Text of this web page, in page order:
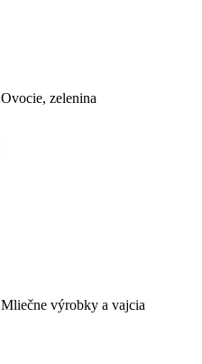
Ovocie, zelenina
Mliečne výrobky a vajcia